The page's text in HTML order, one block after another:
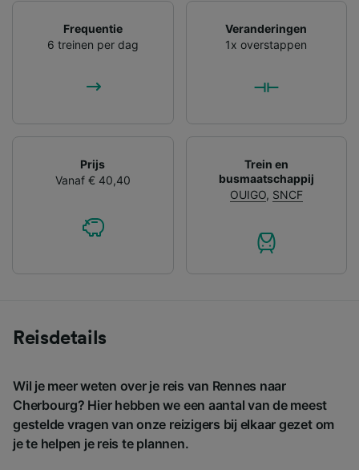
Frequentie
6 treinen per dag
Veranderingen
1x overstappen
Prijs
Vanaf € 40,40
Trein en
busmaatschappij
OUIGO, SNCF
Reisdetails
Wil je meer weten over je reis van Rennes naar
Cherbourg? Hier hebben we een aantal van de meest
gestelde vragen van onze reizigers bij elkaar gezet om
je te helpen je reis te plannen.